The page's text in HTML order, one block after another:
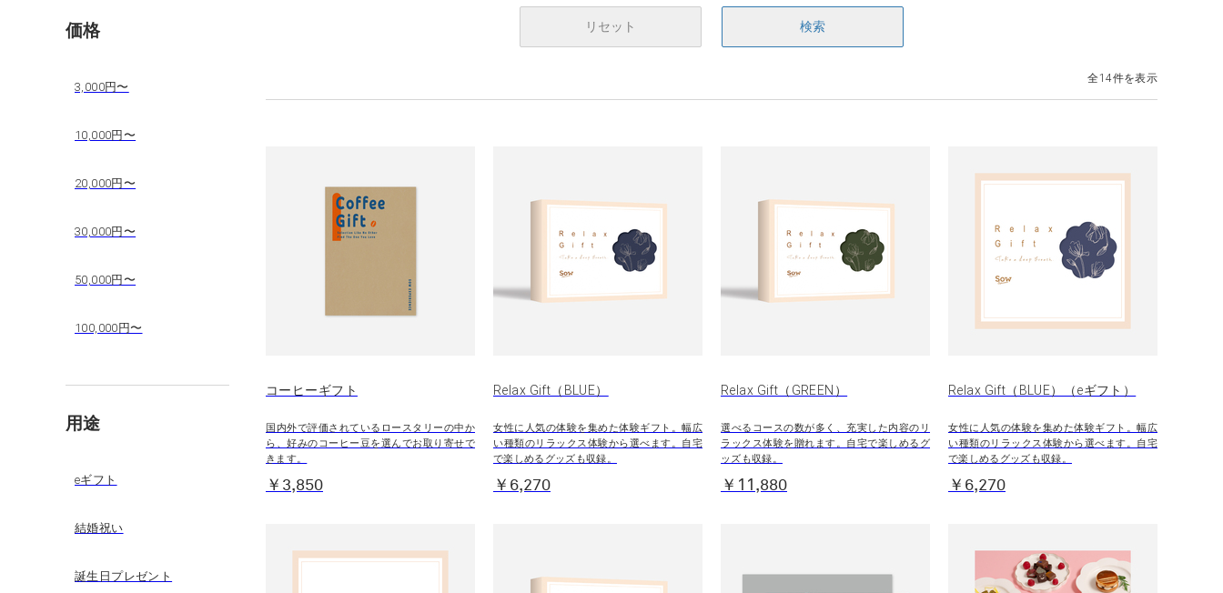
価格
3,000円〜
10,000円〜
20,000円〜
30,000円〜
50,000円〜
100,000円〜
用途
eギフト
結婚祝い
誕生日プレゼント
リセット 検索
全14件を表示
コーヒーギフト
国内外で評価されているロースタリーの中か
ら、好みのコーヒー豆を選んでお取り寄せで
きます。
￥3,850
Relax Gift（BLUE）
女性に人気の体験を集めた体験ギフト。幅広
い種類のリラックス体験から選べます。自宅
で楽しめるグッズも収録。
￥6,270
Relax Gift（GREEN）
選べるコースの数が多く、充実した内容のリ
ラックス体験を贈れます。自宅で楽しめるグ
ッズも収録。
￥11,880
Relax Gift（BLUE）（eギフト）
女性に人気の体験を集めた体験ギフト。幅広
い種類のリラックス体験から選べます。自宅
で楽しめるグッズも収録。
￥6,270